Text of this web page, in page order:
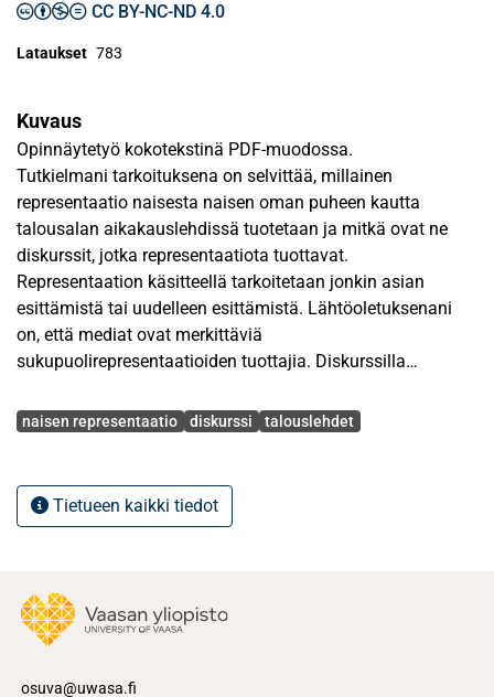
CC BY-NC-ND 4.0
Lataukset 783
Kuvaus
Opinnäytetyö kokotekstinä PDF-muodossa.
Tutkielmani tarkoituksena on selvittää, millainen
representaatio naisesta naisen oman puheen kautta
talousalan aikakauslehdissä tuotetaan ja mitkä ovat ne
diskurssit, jotka representaatiota tuottavat.
Representaation käsitteellä tarkoitetaan jonkin asian
esittämistä tai uudelleen esittämistä. Lähtöoletuksenani
on, että mediat ovat merkittäviä
sukupuolirepresentaatioiden tuottajia. Diskurssilla
tietystä asiasta puhuttaessa tai kirjoitettaessa käytetään.
että todellisuus rakentuu koko ajan sosiaalisessa
kanssakäymisessä. Kielenkäyttö rakentaa sosiaalista
jokapäiväisessä toiminnassamme.
Tutkimusmenetelmänä käytän diskurssianalyysia, joka on
pikemminkin lähestymistapa aiheeseen kuin tarkkoja
Avainsanat
naisen representaatio diskurssi talouslehdet
Tietueen kaikki tiedot
osuva@uwasa.fi